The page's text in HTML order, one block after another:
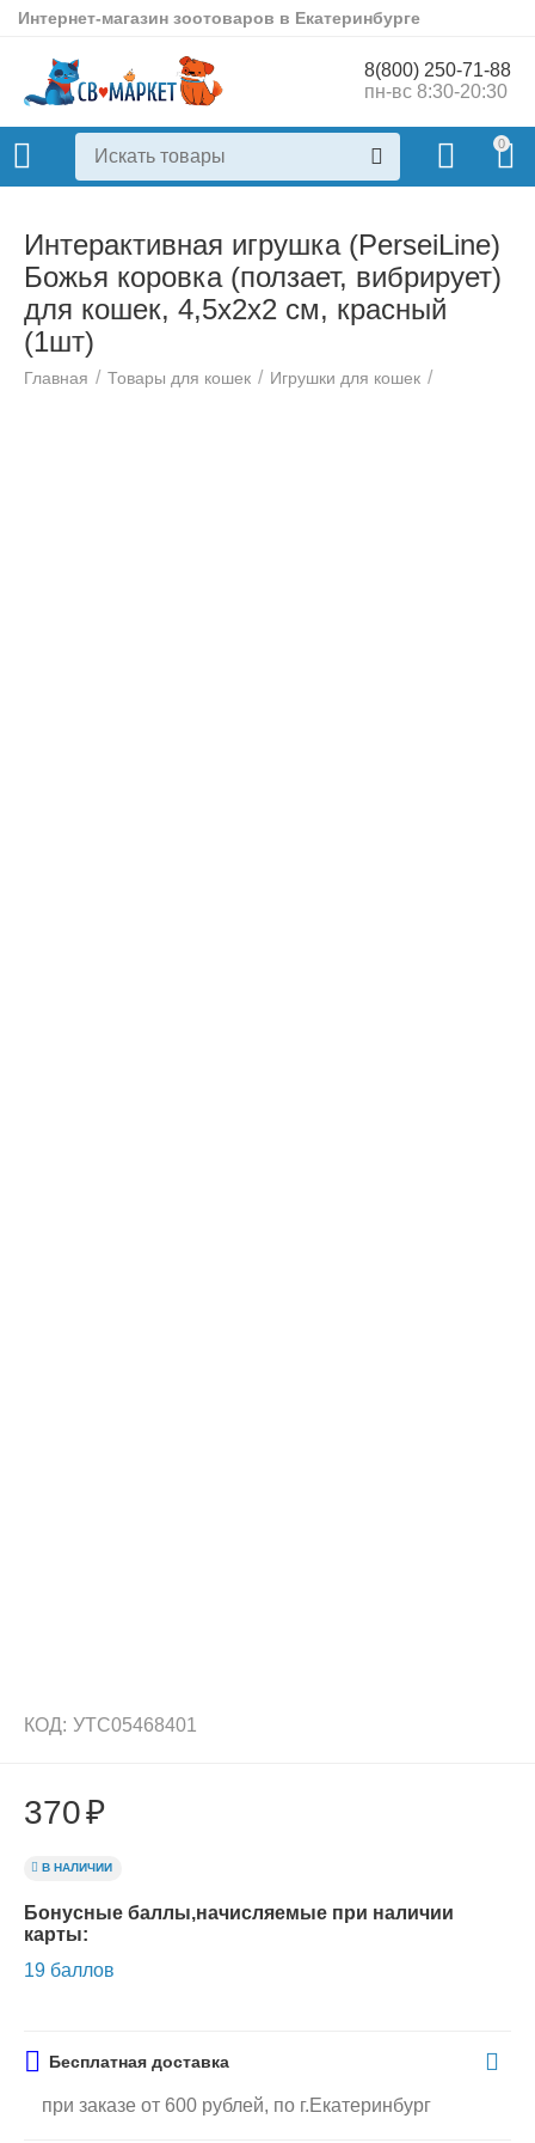
Интернет-магазин зоотоваров в Екатеринбурге
8(800) 250-71-88
пн-вс 8:30-20:30
0
Интерактивная игрушка (PerseiLine)
Божья коровка (ползает, вибрирует)
для кошек, 4,5х2х2 см, красный
(1шт)
Главная / Товары для кошек / Игрушки для кошек /
КОД: УТС05468401
370₽
В НАЛИЧИИ
Бонусные баллы,начисляемые при наличии
карты:
19 баллов
Бесплатная доставка
при заказе от 600 рублей, по г.Екатеринбург